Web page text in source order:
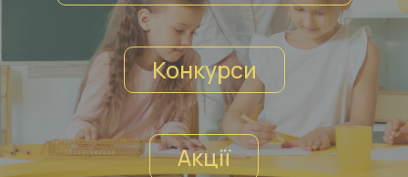
Конкурси
Акції